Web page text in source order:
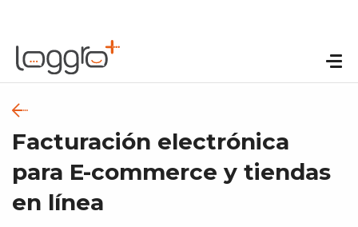
Facturación electrónica
para E-commerce y tiendas
en línea